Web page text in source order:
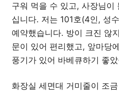
구워 먹을 수 있고, 사장님이
십니다. 저는 101호(4인, 성
예약했습니다. 방이 크진 않
문이 있어 편리했고, 앞마당
풍기가 있어 바베큐하기 좋
화장실 세면대 거미줄이 조